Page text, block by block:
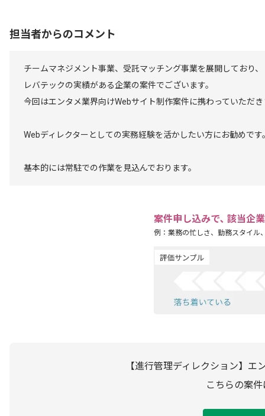
担当者からのコメント
チームマネジメント事業、受託マッチング事業を展開しており、
レバテックの実績がある企業の案件でございます。
今回はエンタメ業界向けWebサイト制作案件に携わっていただき
Webディレクターとしての実務経験を活かしたい方にお勧めです
基本的には常駐での作業を見込んでおります。
案件申し込みで､ 該当企
例：業務の忙しさ、勤務スタイル
【進行管理ディレクション】
こちらの案